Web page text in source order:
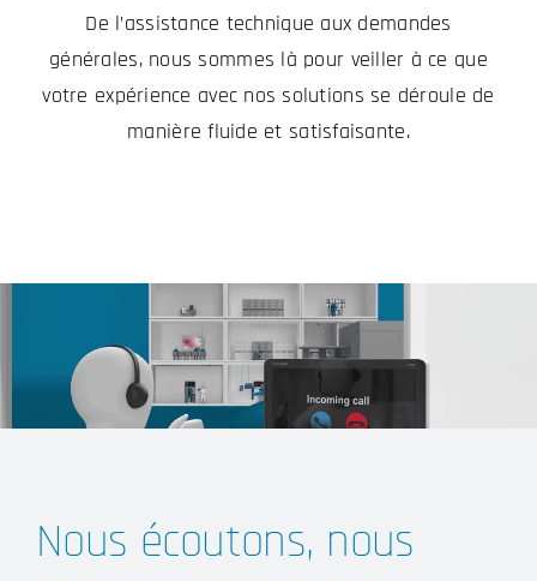
De l’assistance technique aux demandes
générales, nous sommes là pour veiller à ce que
votre expérience avec nos solutions se déroule de
manière fluide et satisfaisante.
Nous écoutons, nous